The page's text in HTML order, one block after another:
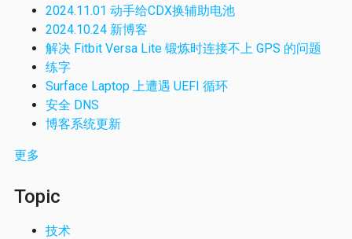
2024.11.01 动手给CDX换辅助电池
2024.10.24 新博客
解决 Fitbit Versa Lite 锻炼时连接不上 GPS 的问题
练字
Surface Laptop 上遭遇 UEFI 循环
安全 DNS
博客系统更新
更多
Topic
技术